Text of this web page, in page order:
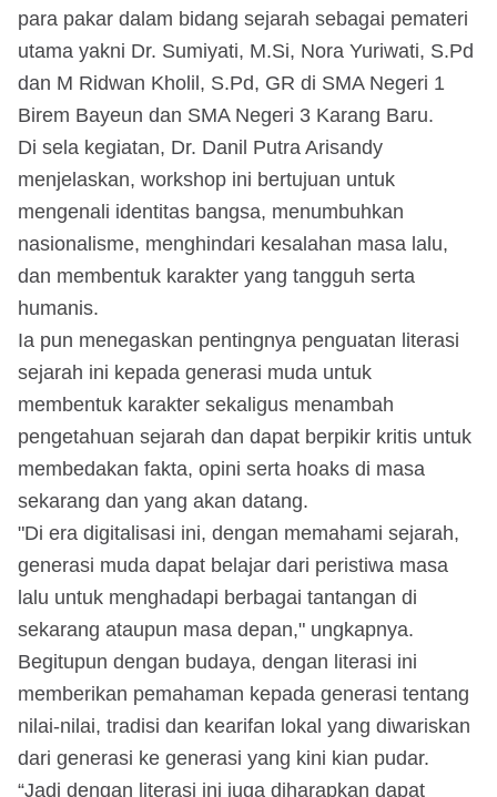
para pakar dalam bidang sejarah sebagai pemateri
utama yakni Dr. Sumiyati, M.Si, Nora Yuriwati, S.Pd
dan M Ridwan Kholil, S.Pd, GR di SMA Negeri 1
Birem Bayeun dan SMA Negeri 3 Karang Baru.
Di sela kegiatan, Dr. Danil Putra Arisandy
menjelaskan, workshop ini bertujuan untuk
mengenali identitas bangsa, menumbuhkan
nasionalisme, menghindari kesalahan masa lalu,
dan membentuk karakter yang tangguh serta
humanis.
Ia pun menegaskan pentingnya penguatan literasi
sejarah ini kepada generasi muda untuk
membentuk karakter sekaligus menambah
pengetahuan sejarah dan dapat berpikir kritis untuk
membedakan fakta, opini serta hoaks di masa
sekarang dan yang akan datang.
"Di era digitalisasi ini, dengan memahami sejarah,
generasi muda dapat belajar dari peristiwa masa
lalu untuk menghadapi berbagai tantangan di
sekarang ataupun masa depan," ungkapnya.
Begitupun dengan budaya, dengan literasi ini
memberikan pemahaman kepada generasi tentang
nilai-nilai, tradisi dan kearifan lokal yang diwariskan
dari generasi ke generasi yang kini kian pudar.
“Jadi dengan literasi ini juga diharapkan dapat